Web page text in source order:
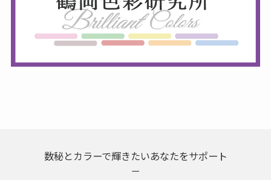
数秘とカラーで輝きたいあなたをサポート
－